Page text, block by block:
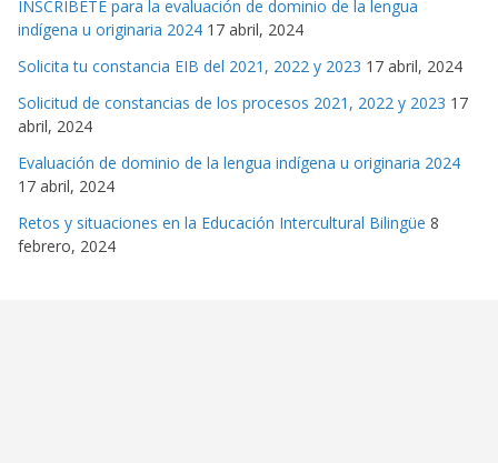
INSCRÍBETE para la evaluación de dominio de la lengua
indígena u originaria 2024 17 abril, 2024
Solicita tu constancia EIB del 2021, 2022 y 2023 17 abril, 2024
Solicitud de constancias de los procesos 2021, 2022 y 2023 17
abril, 2024
Evaluación de dominio de la lengua indígena u originaria 2024
17 abril, 2024
Retos y situaciones en la Educación Intercultural Bilingüe 8
febrero, 2024